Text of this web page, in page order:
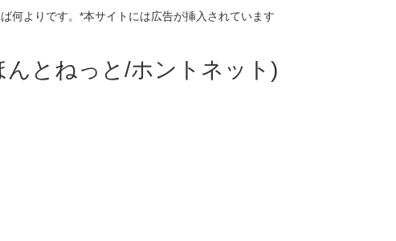
何よりです。*本サイトには広告が挿入されています
んとねっと/ホントネット)